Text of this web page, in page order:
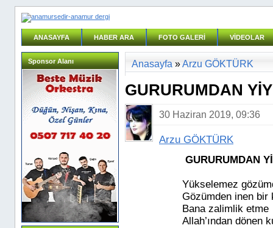
ANASAYFA HABER ARA FOTO GALERİ VİDEOLAR
Sponsor Alanı Anasayfa »Arzu GÖKTÜRK
GURURUMDAN
30 Haziran 2019, 09:36
Arzu GÖKTÜRK
GURURUMDAN
Yükselemez
Gözümden inen bir
Bana zalimlik etme
Allah’ından dönen